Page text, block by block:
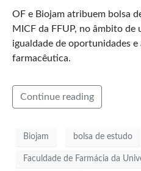
OF e Biojam atribuem bolsa
MICF da FFUP, no âmbito
igualdade de oportunidades
farmacêutica.
Continue reading
Biojam bolsa de estudo
Faculdade de Farmácia da